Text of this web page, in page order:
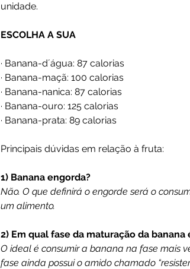
unidade.
ESCOLHA A SUA
· Banana-d´água: 87 calorias
· Banana-maçã: 100 calorias
· Banana-nanica: 87 calorias
· Banana-ouro: 125 calorias
· Banana-prata: 89 calorias
Principais dúvidas em relação à fruta:
1) Banana engorda?
Não. O que definirá o engorde será o
um alimento.
2) Em qual fase da maturação da
O ideal é consumir a banana na fase mais
fase ainda possui o amido chamado